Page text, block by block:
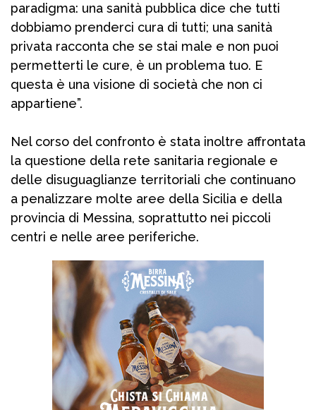
paradigma: una sanità pubblica dice che tutti
dobbiamo prenderci cura di tutti; una sanità
privata racconta che se stai male e non puoi
permetterti le cure, è un problema tuo. E
questa è una visione di società che non ci
appartiene”.
Nel corso del confronto è stata inoltre affrontata
la questione della rete sanitaria regionale e
delle disuguaglianze territoriali che continuano
a penalizzare molte aree della Sicilia e della
provincia di Messina, soprattutto nei piccoli
centri e nelle aree periferiche.